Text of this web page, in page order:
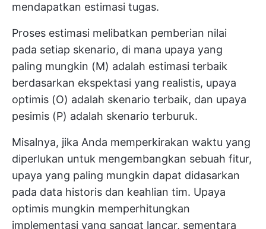
mendapatkan estimasi tugas.
Proses estimasi melibatkan pemberian nilai
pada setiap skenario, di mana upaya yang
paling mungkin (M) adalah estimasi terbaik
berdasarkan ekspektasi yang realistis, upaya
optimis (O) adalah skenario terbaik, dan upaya
pesimis (P) adalah skenario terburuk.
Misalnya, jika Anda memperkirakan waktu yang
diperlukan untuk mengembangkan sebuah fitur,
upaya yang paling mungkin dapat didasarkan
pada data historis dan keahlian tim. Upaya
optimis mungkin memperhitungkan
implementasi yang sangat lancar, sementara